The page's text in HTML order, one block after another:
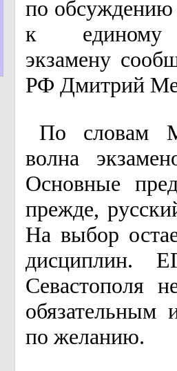
по обсуждению
к единому
экзамену
РФ Дмитрий
По словам
волна
Основные
прежде,
На выбор
дисциплин.
Севастополя
обязательным
по желанию.